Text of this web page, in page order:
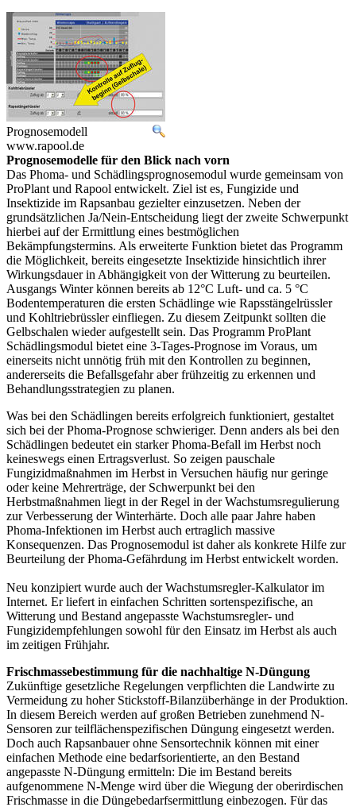
Prognosemodell
www.rapool.de
Prognosemodelle für den Blick nach vorn
Das Phoma- und Schädlingsprognosemodul wurde gemeinsam von
ProPlant und Rapool entwickelt. Ziel ist es, Fungizide und
Insektizide im Rapsanbau gezielter einzusetzen. Neben der
grundsätzlichen Ja/Nein-Entscheidung liegt der zweite Schwerpunkt
hierbei auf der Ermittlung eines bestmöglichen
Bekämpfungstermins. Als erweiterte Funktion bietet das Programm
die Möglichkeit, bereits eingesetzte Insektizide hinsichtlich ihrer
Wirkungsdauer in Abhängigkeit von der Witterung zu beurteilen.
Ausgangs Winter können bereits ab 12°C Luft- und ca. 5 °C
Bodentemperaturen die ersten Schädlinge wie Rapsstängelrüssler
und Kohltriebrüssler einfliegen. Zu diesem Zeitpunkt sollten die
Gelbschalen wieder aufgestellt sein. Das Programm ProPlant
Schädlingsmodul bietet eine 3-Tages-Prognose im Voraus, um
einerseits nicht unnötig früh mit den Kontrollen zu beginnen,
andererseits die Befallsgefahr aber frühzeitig zu erkennen und
Behandlungsstrategien zu planen.
Was bei den Schädlingen bereits erfolgreich funktioniert, gestaltet
sich bei der Phoma-Prognose schwieriger. Denn anders als bei den
Schädlingen bedeutet ein starker Phoma-Befall im Herbst noch
keineswegs einen Ertragsverlust. So zeigen pauschale
Fungizidmaßnahmen im Herbst in Versuchen häufig nur geringe
oder keine Mehrerträge, der Schwerpunkt bei den
Herbstmaßnahmen liegt in der Regel in der Wachstumsregulierung
zur Verbesserung der Winterhärte. Doch alle paar Jahre haben
Phoma-Infektionen im Herbst auch ertraglich massive
Konsequenzen. Das Prognosemodul ist daher als konkrete Hilfe zur
Beurteilung der Phoma-Gefährdung im Herbst entwickelt worden.
Neu konzipiert wurde auch der Wachstumsregler-Kalkulator im
Internet. Er liefert in einfachen Schritten sortenspezifische, an
Witterung und Bestand angepasste Wachstumsregler- und
Fungizidempfehlungen sowohl für den Einsatz im Herbst als auch
im zeitigen Frühjahr.
Frischmassebestimmung für die nachhaltige N-Düngung
Zukünftige gesetzliche Regelungen verpflichten die Landwirte zu
Vermeidung zu hoher Stickstoff-Bilanzüberhänge in der Produktion.
In diesem Bereich werden auf großen Betrieben zunehmend N-
Sensoren zur teilflächenspezifischen Düngung eingesetzt werden.
Doch auch Rapsanbauer ohne Sensortechnik können mit einer
einfachen Methode eine bedarfsorientierte, an den Bestand
angepasste N-Düngung ermitteln: Die im Bestand bereits
aufgenommene N-Menge wird über die Wiegung der oberirdischen
Frischmasse in die Düngebedarfsermittlung einbezogen. Für das